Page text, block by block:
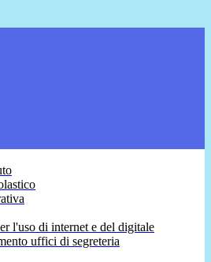
l'uso di internet e del digitale
uffici di segreteria